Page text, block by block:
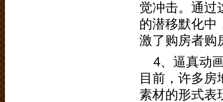
觉冲击。通过
的潜移默化中
激了购房者购
4、逼真动
目前，许多房
素材的形式表